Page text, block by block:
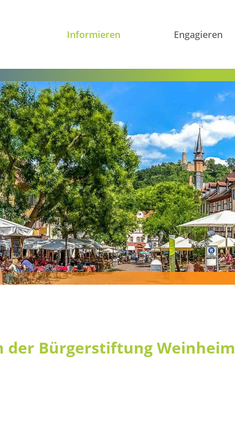
Informieren Engagieren
der Bürgerstiftung Weinheim